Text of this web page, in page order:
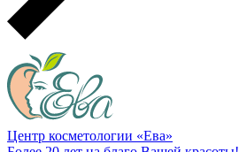
Центр косметологии «Ева»